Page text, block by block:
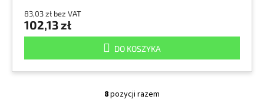
83,03 zł bez VAT
102,13 zł
DO KOSZYKA
K
8pozycji razem